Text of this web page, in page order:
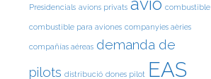
Presidencials avions privats combustible
combustible para aviones companyies aèries
compañías aéreas demanda de
pilots distribució dones pilot EAS